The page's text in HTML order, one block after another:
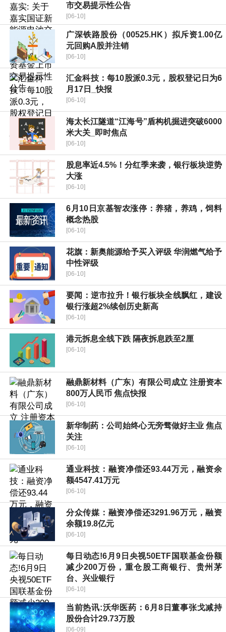
市交易提示性公告
[06-10]
广深铁路股份（00525.HK）拟斥资1.00亿
元回购A股并注销
[06-10]
汇金科技：每10股派0.3元，股权登记日为6
月17日_快报
[06-10]
海太长江隧道“江海号”盾构机掘进突破6000
米大关_即时焦点
[06-10]
股息率近4.5%！分红季来袭，银行板块逆势
大涨
[06-10]
6月10日京基智农涨停：养猪，养鸡，饲料
概念热股
[06-10]
花旗：新奥能源给予买入评级 华润燃气给予
中性评级
[06-10]
要闻：逆市拉升！银行板块全线飘红，建设
银行涨超2%续创历史新高
[06-10]
港元拆息全线下跌 隔夜拆息跌至2厘
[06-10]
融鼎新材料（广东）有限公司成立 注册资本
800万人民币 焦点快报
[06-10]
新华制药：公司始终心无旁骛做好主业 焦点
关注
[06-10]
通业科技：融资净偿还93.44万元，融资余
额4547.41万元
[06-10]
分众传媒：融资净偿还3291.96万元，融资
余额19.8亿元
[06-10]
每日动态!6月9日央视50ETF国联基金份额
减少200万份，重仓股工商银行、贵州茅
台、兴业银行
[06-10]
当前热讯:沃华医药：6月8日董事张戈减持
股份合计29.73万股
[06-09]